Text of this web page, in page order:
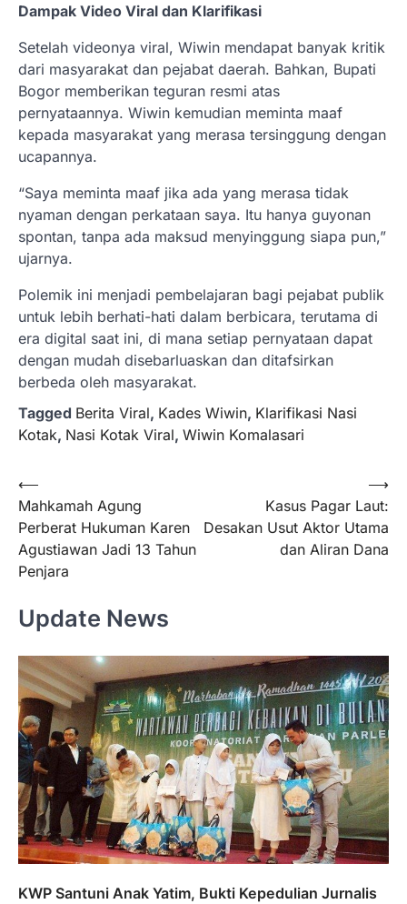
Dampak Video Viral dan Klarifikasi
Setelah videonya viral, Wiwin mendapat banyak kritik
dari masyarakat dan pejabat daerah. Bahkan, Bupati
Bogor memberikan teguran resmi atas
pernyataannya. Wiwin kemudian meminta maaf
kepada masyarakat yang merasa tersinggung dengan
ucapannya.
“Saya meminta maaf jika ada yang merasa tidak
nyaman dengan perkataan saya. Itu hanya guyonan
spontan, tanpa ada maksud menyinggung siapa pun,”
ujarnya.
Polemik ini menjadi pembelajaran bagi pejabat publik
untuk lebih berhati-hati dalam berbicara, terutama di
era digital saat ini, di mana setiap pernyataan dapat
dengan mudah disebarluaskan dan ditafsirkan
berbeda oleh masyarakat.
Tagged Berita Viral, Kades Wiwin, Klarifikasi Nasi
Kotak, Nasi Kotak Viral, Wiwin Komalasari
Navigasi
pos
⟵
Mahkamah Agung
Perberat Hukuman Karen
Agustiawan Jadi 13 Tahun
Penjara
Kasus Pagar Laut:
Desakan Usut Aktor Utama
dan Aliran Dana
⟶
Update News
KWP Santuni Anak Yatim, Bukti Kepedulian Jurnalis